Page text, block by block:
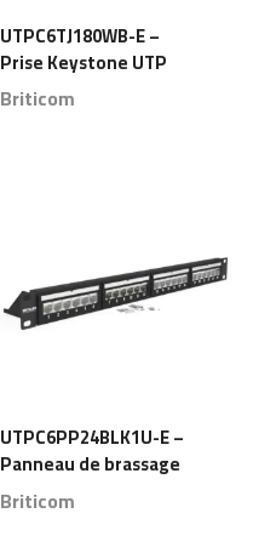
UTPC6TJ180WB-E –
Prise Keystone UTP
Cat6 sans outil Noir &
Blanc – Briticom
Briticom
UTPC6PP24BLK1U-E –
Panneau de brassage
Cuivre UTP Cat 6 24
Ports Noir – Briticom
Briticom